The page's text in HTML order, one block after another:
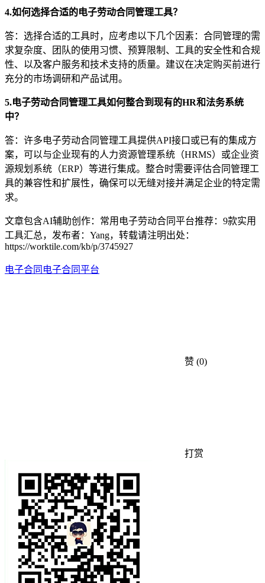
4.如何选择合适的电子劳动合同管理工具？
答：选择合适的工具时，应考虑以下几个因素：合同管理的需
求复杂度、团队的使用习惯、预算限制、工具的安全性和合规
性、以及客户服务和技术支持的质量。建议在决定购买前进行
充分的市场调研和产品试用。
5.电子劳动合同管理工具如何整合到现有的HR和法务系统
中？
答：许多电子劳动合同管理工具提供API接口或已有的集成方
案，可以与企业现有的人力资源管理系统（HRMS）或企业资
源规划系统（ERP）等进行集成。整合时需要评估合同管理工
具的兼容性和扩展性，确保可以无缝对接并满足企业的特定需
求。
文章包含AI辅助创作：常用电子劳动合同平台推荐：9款实用
工具汇总，发布者：Yang，转载请注明出处：
https://worktile.com/kb/p/3745927
电子合同 电子合同平台
赞 (0)
打赏